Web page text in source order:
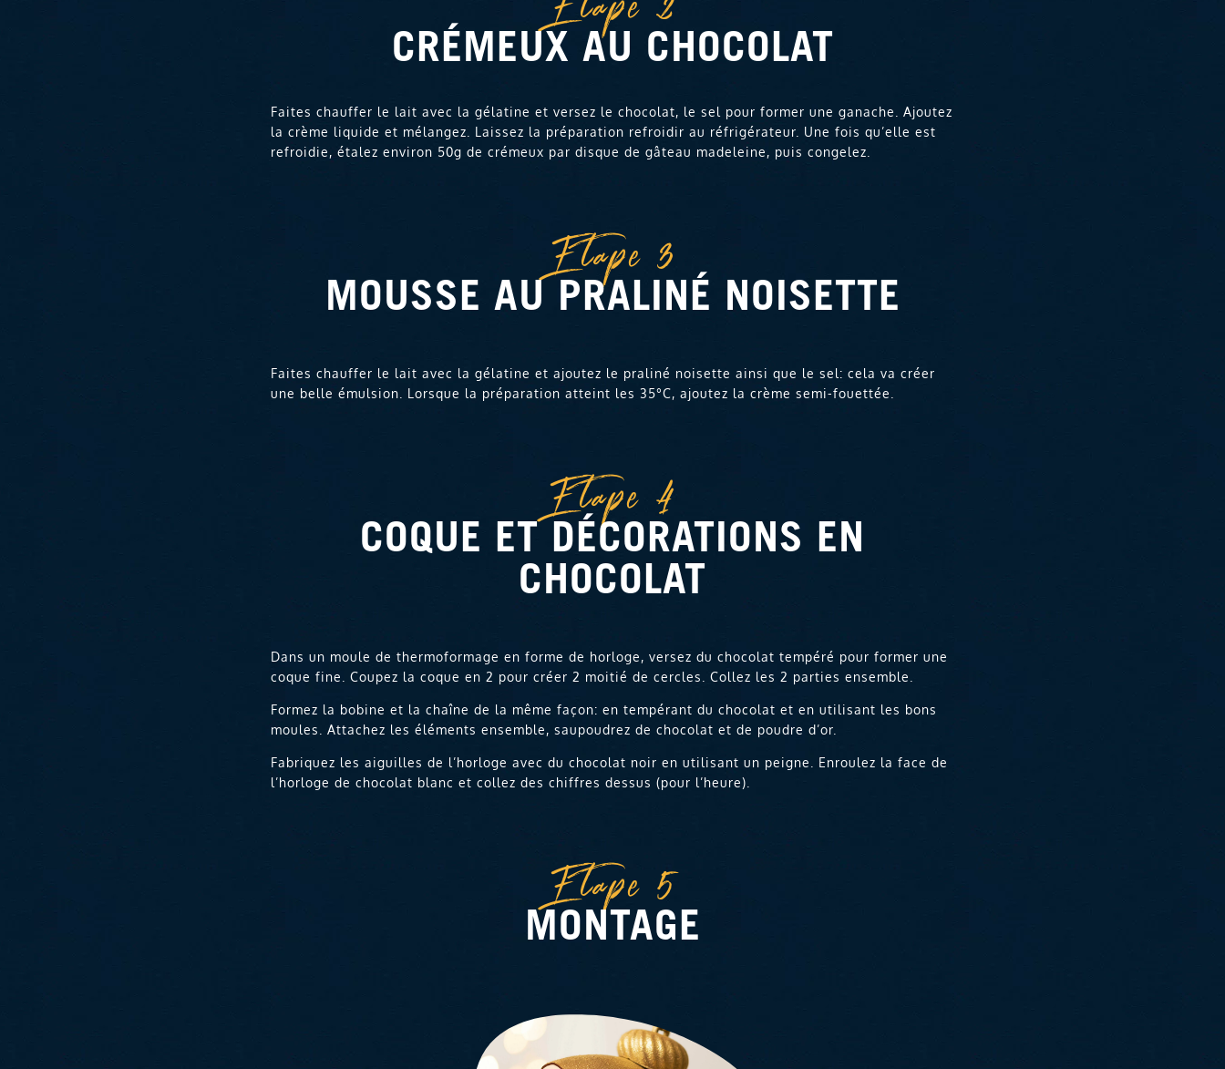
CRÉMEUX AU CHOCOLAT
Faites chauffer le lait avec la gélatine et versez le chocolat, le sel pour former une ganache. Ajoutez
la crème liquide et mélangez. Laissez la préparation refroidir au réfrigérateur. Une fois qu’elle est
refroidie, étalez environ 50g de crémeux par disque de gâteau madeleine, puis congelez.
Etape 3
MOUSSE AU PRALINÉ NOISETTE
Faites chauffer le lait avec la gélatine et ajoutez le praliné noisette ainsi que le sel: cela va créer
une belle émulsion. Lorsque la préparation atteint les 35°C, ajoutez la crème semi-fouettée.
Etape 4
COQUE ET DÉCORATIONS EN
CHOCOLAT
Dans un moule de thermoformage en forme de horloge, versez du chocolat tempéré pour former une
coque fine. Coupez la coque en 2 pour créer 2 moitié de cercles. Collez les 2 parties ensemble.
Formez la bobine et la chaîne de la même façon: en tempérant du chocolat et en utilisant les bons
moules. Attachez les éléments ensemble, saupoudrez de chocolat et de poudre d’or.
Fabriquez les aiguilles de l’horloge avec du chocolat noir en utilisant un peigne. Enroulez la face de
l’horloge de chocolat blanc et collez des chiffres dessus (pour l’heure).
Etape 5
MONTAGE